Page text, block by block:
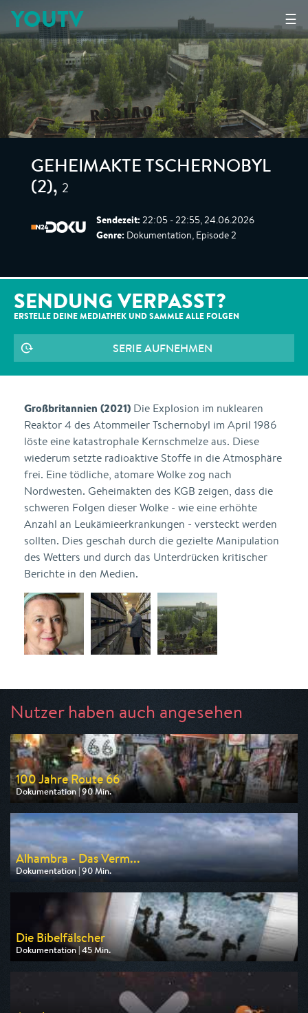
☰
YOUTV
GEHEIMAKTE TSCHERNOBYL
(2), 2
Sendezeit: 22:05 - 22:55, 24.06.2026
Genre: Dokumentation, Episode 2
SENDUNG VERPASST?
ERSTELLE DEINE MEDIATHEK UND SAMMLE ALLE FOLGEN
SERIE AUFNEHMEN
Großbritannien (2021) Die Explosion im nuklearen
Reaktor 4 des Atommeiler Tschernobyl im April 1986
löste eine katastrophale Kernschmelze aus. Diese
wiederum setzte radioaktive Stoffe in die Atmosphäre
frei. Eine tödliche, atomare Wolke zog nach
Nordwesten. Geheimakten des KGB zeigen, dass die
schweren Folgen dieser Wolke - wie eine erhöhte
Anzahl an Leukämieerkrankungen - versteckt werden
sollten. Dies geschah durch die gezielte Manipulation
des Wetters und durch das Unterdrücken kritischer
Berichte in den Medien.
Nutzer haben auch angesehen
100 Jahre Route 66
Dokumentation | 90 Min.
Ausgestrahlt von arte
am 13.08.2026, 20:15
Alhambra - Das Verm...
Dokumentation | 90 Min.
Ausgestrahlt von arte
am 08.08.2026, 20:15
Die Bibelfälscher
Dokumentation | 45 Min.
Ausgestrahlt von arte
am 11.08.2026, 20:15